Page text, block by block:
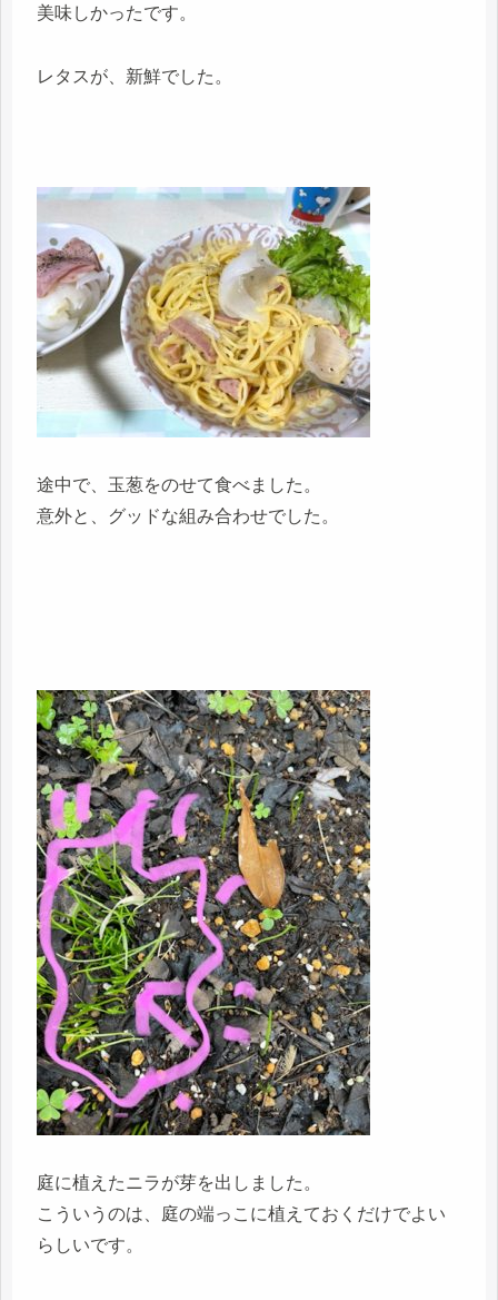
美味しかったです。
レタスが、新鮮でした。
途中で、玉葱をのせて食べました。
意外と、グッドな組み合わせでした。
庭に植えたニラが芽を出しました。
こういうのは、庭の端っこに植えておくだけでよい
らしいです。